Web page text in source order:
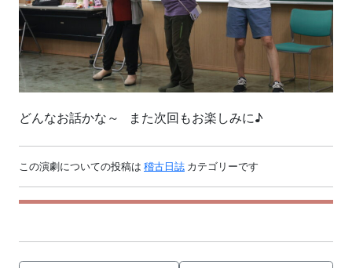
どんなお話かな～ また次回もお楽しみに♪
この演劇についての投稿は 稽古日誌 カテゴリーです